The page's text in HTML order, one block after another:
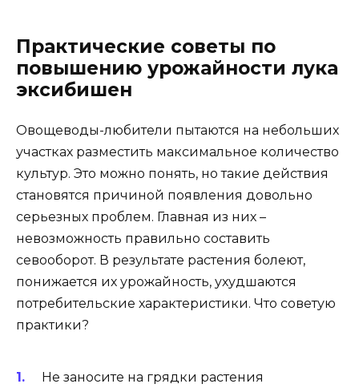
Практические советы по
повышению урожайности лука
эксибишен
Овощеводы-любители пытаются на небольших
участках разместить максимальное количество
культур. Это можно понять, но такие действия
становятся причиной появления довольно
серьезных проблем. Главная из них –
невозможность правильно составить
севооборот. В результате растения болеют,
понижается их урожайность, ухудшаются
потребительские характеристики. Что советую
практики?
Не заносите на грядки растения